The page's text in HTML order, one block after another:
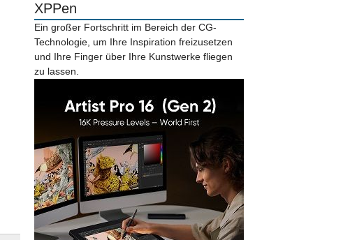
XPPen
Ein großer Fortschritt im Bereich der CG-
Technologie, um Ihre Inspiration freizusetzen
und Ihre Finger über Ihre Kunstwerke fliegen
zu lassen.